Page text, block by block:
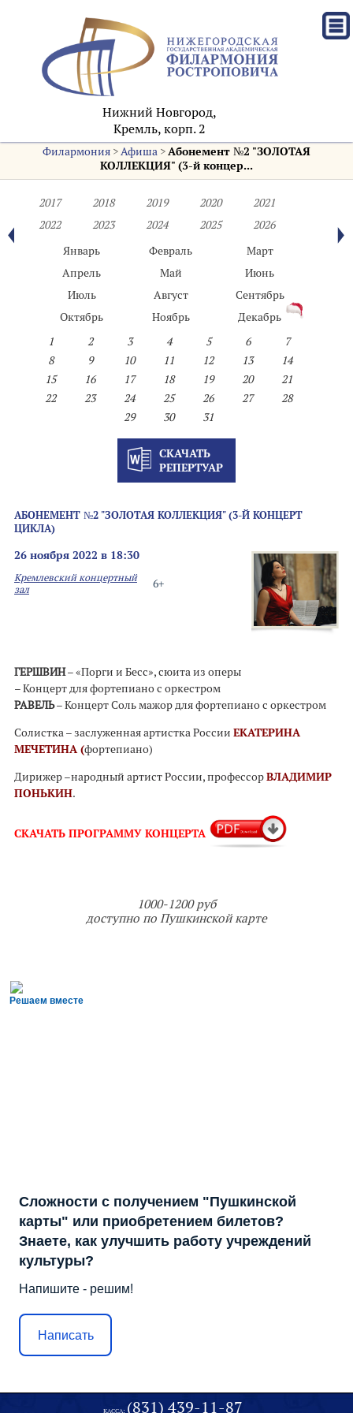
Нижний Новгород,
Кремль, корп. 2
Филармония>Афиша>Абонемент №2 "ЗОЛОТАЯ
КОЛЛЕКЦИЯ" (3-й концер...
2017 2018 2019 2020
2021
2022
2023 2024 2025
2026
Январь
Февраль
Март
Апрель
Май
Июнь
Июль
Август
Сентябрь
Октябрь
Ноябрь
Декабрь
1
2 3 4 5 6
7
8
9 10 11 12 13
14
15
16 17 18 19 20
21
22
23 24 25 26 27
28
29
30 31
СКАЧАТЬ
РЕПЕРТУАР
АБОНЕМЕНТ №2 "ЗОЛОТАЯ КОЛЛЕКЦИЯ" (3-Й КОНЦЕРТ
ЦИКЛА)
26 ноября 2022 в 18:30
6+
Кремлевский концертный
зал
ГЕРШВИН– «Порги и Бесс», сюита из оперы
– Концерт для фортепиано с оркестром
РАВЕЛЬ– Концерт Соль мажор для фортепиано с оркестром
Солистка – заслуженная артистка России ЕКАТЕРИНА
МЕЧЕТИНА(фортепиано)
Дирижер –народный артист России, профессорВЛАДИМИР
ПОНЬКИН.
СКАЧАТЬ ПРОГРАММУ КОНЦЕРТА
1000-1200 руб
доступно по Пушкинской карте
Решаем вместе
Сложности с получением "Пушкинской
карты" или приобретением билетов?
Знаете, как улучшить работу учреждений
культуры?
Напишите - решим!
Написать
КАССА: (831) 439-11-87